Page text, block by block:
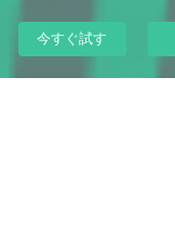
今すぐ試す